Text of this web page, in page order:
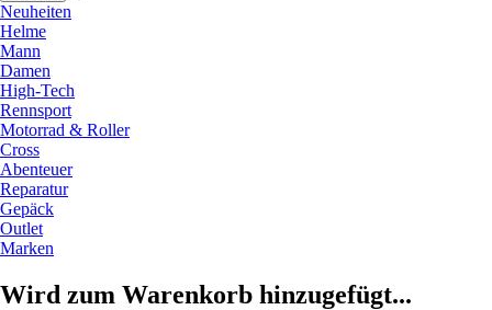
Neuheiten
Helme
Mann
Damen
High-Tech
Rennsport
Motorrad & Roller
Cross
Abenteuer
Reparatur
Gepäck
Outlet
Marken
Wird zum Warenkorb hinzugefügt...